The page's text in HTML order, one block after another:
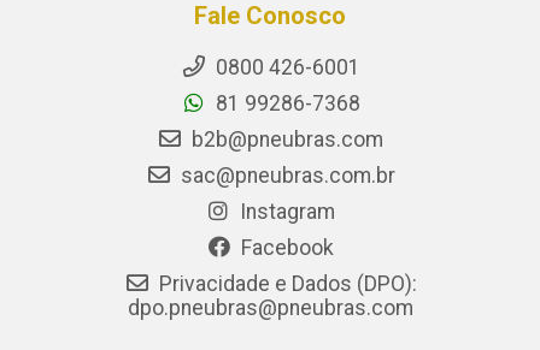
Fale Conosco
0800 426-6001
81 99286-7368
b2b@pneubras.com
sac@pneubras.com.br
Instagram
Facebook
Privacidade e Dados (DPO):
dpo.pneubras@pneubras.com